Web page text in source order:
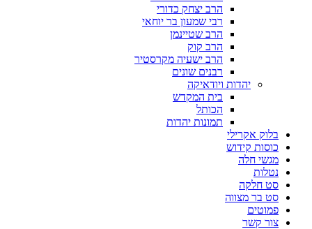
הרב יצחק כדורי
רבי שמעון בר יוחאי
הרב שטיינמן
הרב קוק
הרב ישעיה מקרסטיר
רבנים שונים
יהדות ויודאיקה
בית המקדש
הכותל
תמונות יהדות
בלוק אקרילי
כוסות קידוש
מגשי חלה
נטלות
סט חלקה
סט בר מצווה
פמוטים
צור קשר